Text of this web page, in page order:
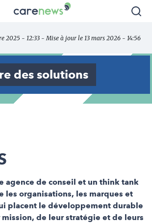
Carenews,
des
acteurs
l'engagement
2025 - 12:33 - Mise à jour le 13 mars 2026 - 14:56
des solutions
agence de conseil et un think tank
les organisations, les marques et
placent le développement durable
de leur stratégie et de leurs